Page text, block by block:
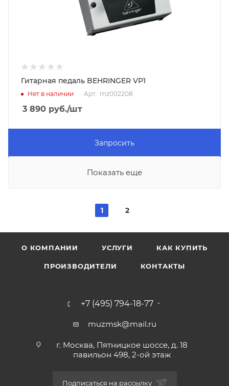
Гитарная педаль BEHRINGER VP1
Нет в наличии Арт.: mz002208
3 890 руб./шт
Запросить
Показать еще
1 2
О КОМПАНИИ УСЛУГИ КАК КУПИТЬ
ПРОИЗВОДИТЕЛИ КОНТАКТЫ
+7 (495) 794-18-77
muzmsk@mail.ru
г. Москва, Пятницкое шоссе, д. 18
павильон 498, 2-ой этаж
Подписаться на рассылку